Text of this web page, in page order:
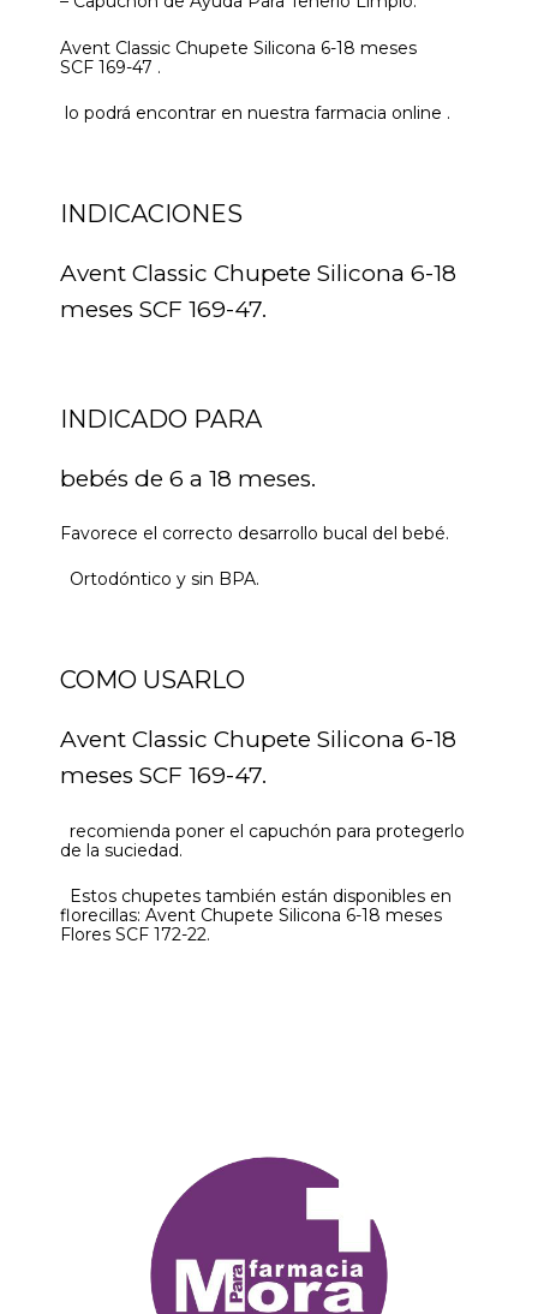
Avent Classic Chupete Silicona 6-18 meses
SCF 169-47 .
lo podrá encontrar en nuestra farmacia online .
INDICACIONES
Avent Classic Chupete Silicona 6-18
meses SCF 169-47.
INDICADO PARA
bebés de 6 a 18 meses.
Favorece el correcto desarrollo bucal del bebé.
Ortodóntico y sin BPA.
COMO USARLO
Avent Classic Chupete Silicona 6-18
meses SCF 169-47.
recomienda poner el capuchón para protegerlo
de la suciedad.
Estos chupetes también están disponibles en
florecillas: Avent Chupete Silicona 6-18 meses
Flores SCF 172-22.